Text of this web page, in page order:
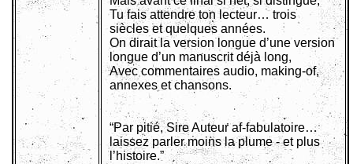
Tu fais attendre ton lecteur… trois
siècles et quelques années.
On dirait la version longue d’une version
longue d’un manuscrit déjà long,
Avec commentaires audio, making-of,
annexes et chansons.
“Par pitié, Sire Auteur af-fabulatoire…
laissez parler moins la plume - et plus
l’histoire.”